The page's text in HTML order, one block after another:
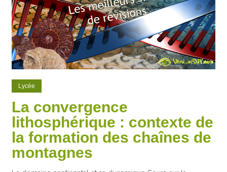
Lycée
La convergence
lithosphérique : contexte de
la formation des chaînes de
montagnes